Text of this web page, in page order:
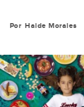
Por Haide Morales